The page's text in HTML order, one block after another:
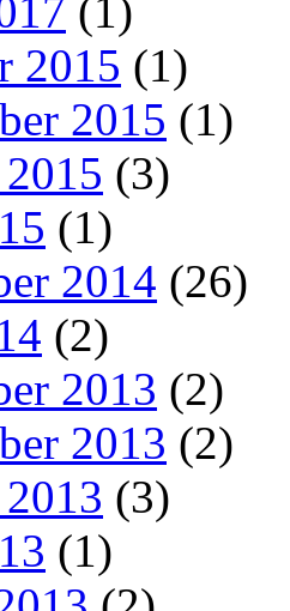
(1)
2015 (1)
2015 (1)
(3)
(1)
2014 (26)
(2)
2013 (2)
2013 (2)
(3)
(1)